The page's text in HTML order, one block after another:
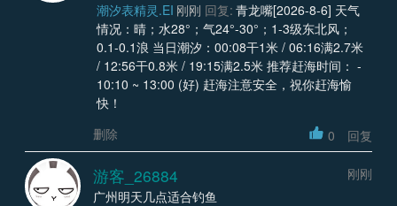
潮汐表精灵.EI 刚刚 回复: 青龙嘴[2026-8-6] 天气
情况：晴；水28°；气24°-30°；1-3级东北风；
0.1-0.1浪 当日潮汐：00:08干1米 / 06:16满2.7米
/ 12:56干0.8米 / 19:15满2.5米 推荐赶海时间： -
10:10 ~ 13:00 (好) 赶海注意安全，祝你赶海愉
快！
删除
0 回复
游客_26884
刚刚
广州明天几点适合钓鱼